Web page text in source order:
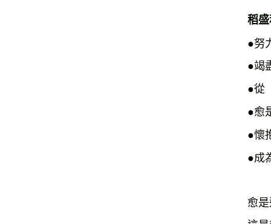
稻
●努
●竭
●從
●愈
●懷
愈